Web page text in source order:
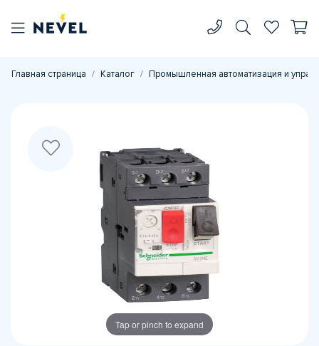
Главная страница Каталог Промышленная автоматизация и
Tap or pinch to expand